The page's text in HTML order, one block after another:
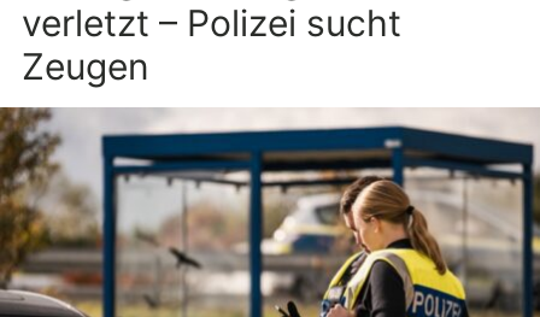
verletzt – Polizei sucht
Zeugen